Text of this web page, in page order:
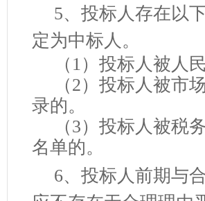
5、投标人存在以
定为中标人。
（ 1）投标人被人
（2）投标人被市
录的。
（3）投标人被税
名单的。
6、 投标人前期与